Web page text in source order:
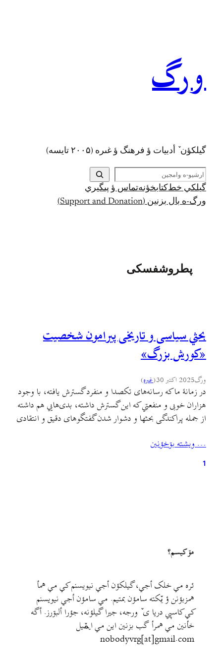
ورگ
گيلکؤن ٚ أدبیات ؤ فرهنگ ؤ غىره (۲۰۰۵ تايسه)
ج
س
ت
ج
گيلکي خط کتابخؤنهتماس ؤ پىگيري
ورگ-ه بال بزنين (Support and Donation)
پطروشفسکی
بحثي سیاسی و تاریخی پیرامون شخصیت
«کورش بزرگ»
ورگ2025 اکتبر 30 (غىره)
در زمانهٔ ما که رسانه‌های تکصدا و منفرد گسترش یافته، با وجود
هزاران خوبی و منفعتي که اين گسترش داشته، بدی‌هایي هم داشته
از جمله پراکندگی بحثها و دشوار شدن گفتگوهای دقیق و انتقادی
ابزار تبلیغات و جدالهای روزمرهٔ شفاهی شبه‌مکتوب که در…
… ويشته بۊخؤنين
1
مۊ کيسم؟
ئره مي خلک أجي، گيلکؤن أجي نيويسنم کي مي همأ
همزبؤنن ؤ يٚکته سامؤن بمتيم. مي سامؤن أجي نيويسنم
کي کاسپي دريا ی ٚ ورجه، جيرا گيلؤنه، جؤرا ألبۊرز. أگه
خأنين مي همرأ گب بزنين اين مي ايمٚیل‌ ‌
nobodyvrg[at]gmail.com